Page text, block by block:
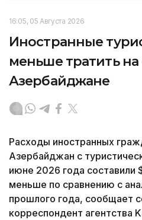
16:05, 05 Августа 2026
Иностранные
меньше тратить на
Азербайджане
Расходы иностранных
Азербайджан с
июне 2026 года составили
меньше по сравнению с
прошлого года, сообщает
корреспондент агентства